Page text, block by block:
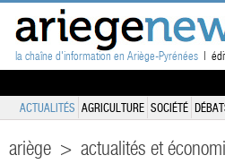
la chaîne d'information en Ariège-Pyrénées |
ACTUALITÉS AGRICULTURE SOCIÉTÉ
ariège > actualités et